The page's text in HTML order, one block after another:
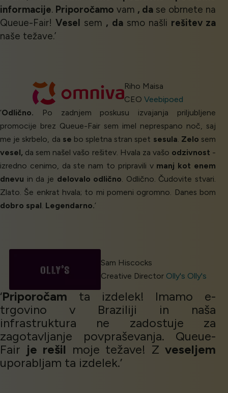
informacije. Priporočamo vam , da se obrnete na
Queue-Fair!Vesel sem , dasmo našli rešitev za
naše težave.’
Riho Maisa
CEO Veebipoed
‘Odlično. Po zadnjem poskusu izvajanja priljubljene
promocije brez Queue-Fair sem imel neprespano noč, saj
me je skrbelo, da se bo spletna stran spet sesula. Zelo sem
vesel, da sem našel vašo rešitev. Hvala za vašo odzivnost -
izredno cenimo, da ste nam to pripravili v manj kot enem
dnevu in da je delovalo odlično. Odlično. Čudovite stvari.
Zlato. Še enkrat hvala; to mi pomeni ogromno. Danes bom
dobro spal. Legendarno.’
Sam Hiscocks
Creative Director Olly's Olly's
‘Priporočam ta izdelek! Imamo e-
trgovino v Braziliji in naša
infrastruktura ne zadostuje za
zagotavljanje povpraševanja. Queue-
Fair je rešil moje težave! Z veseljem
uporabljam ta izdelek.’